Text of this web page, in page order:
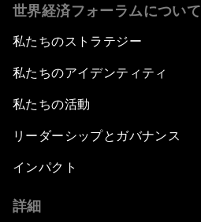
世界経済フォーラムについて
私たちのストラテジー
私たちのアイデンティティ
私たちの活動
リーダーシップとガバナンス
インパクト
詳細